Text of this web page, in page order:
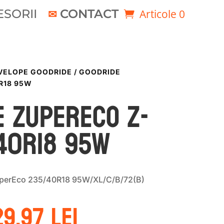
CONTACT Articole 0
GOODRIDE / GOODRIDE
95W
ZUPERECO Z-
95W
235/40R18 95W/XL/C/B/72(B)